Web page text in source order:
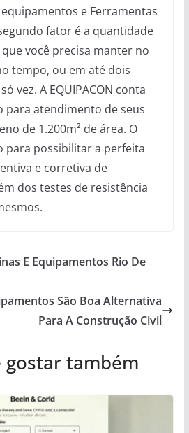
e Ferramentas
fator é a quantidade
você precisa manter no
tempo, ou em até dois
vez. A EQUIPACON conta
para atendimento de seus
de 1.200m² de área. O
para possibilitar a perfeita
e corretiva de
dos testes de resistência
E Equipamentos Rio De
São Boa Alternativa
Para A Construção Civil
gostar também